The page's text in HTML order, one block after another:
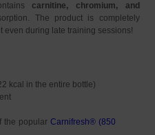
carnitine, chromium, and
The product is completely
even during late training sessions!
kcal in the entire bottle)
the popular Carnifresh® (850